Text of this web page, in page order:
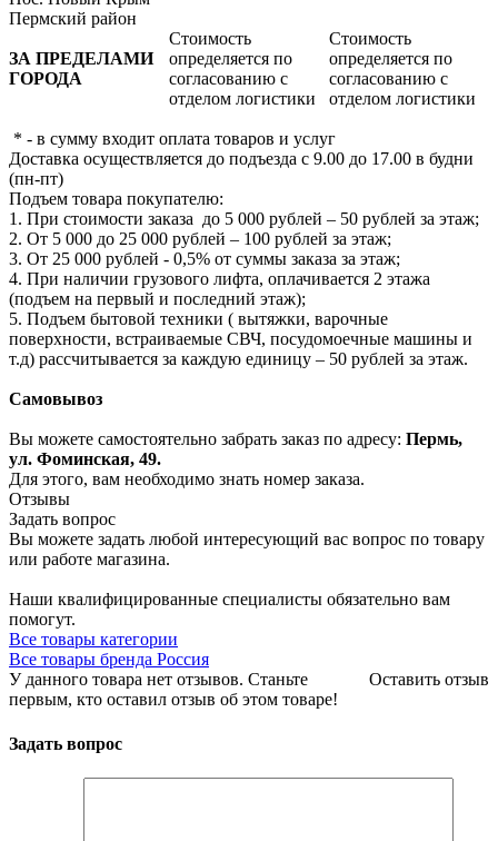
Пермский район
ЗА ПРЕДЕЛАМИ
ГОРОДА
Стоимость
определяется по
согласованию с
отделом логистики
Стоимость
определяется по
согласованию с
отделом логистики
* - в сумму входит оплата товаров и услуг
Доставка осуществляется до подъезда с 9.00 до 17.00 в будни
(пн-пт)
Подъем товара покупателю:
1. При стоимости заказа до 5 000 рублей – 50 рублей за этаж;
2. От 5 000 до 25 000 рублей – 100 рублей за этаж;
3. От 25 000 рублей - 0,5% от суммы заказа за этаж;
4. При наличии грузового лифта, оплачивается 2 этажа
(подъем на первый и последний этаж);
5. Подъем бытовой техники ( вытяжки, варочные
поверхности, встраиваемые СВЧ, посудомоечные машины и
т.д) рассчитывается за каждую единицу – 50 рублей за этаж.
Самовывоз
Вы можете самостоятельно забрать заказ по адресу: Пермь,
ул. Фоминская, 49.
Для этого, вам необходимо знать номер заказа.
Отзывы
Задать вопрос
Вы можете задать любой интересующий вас вопрос по товару
или работе магазина.
Наши квалифицированные специалисты обязательно вам
помогут.
Все товары категории
Все товары бренда Россия
Оставить отзыв
У данного товара нет отзывов. Станьте
первым, кто оставил отзыв об этом товаре!
Задать вопрос